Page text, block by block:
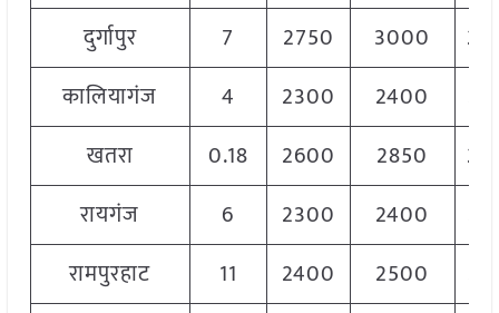
दुर्गापुर
7 2750 3000
कालियागंज
4 2300 2400
खतरा
0.18 2600 2850
रायगंज
6 2300 2400
रामपुरहाट
11 2400 2500